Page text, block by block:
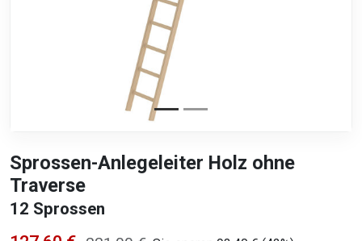
Sprossen-Anlegeleiter Holz ohne
Traverse
12 Sprossen